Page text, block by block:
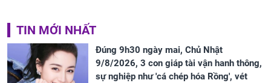
TIN MỚI NHẤT
Đúng 9h30 ngày mai, Chủ Nhật
9/8/2026, 3 con giáp tài vận hanh thông,
sự nghiệp như 'cá chép hóa Rồng', vét